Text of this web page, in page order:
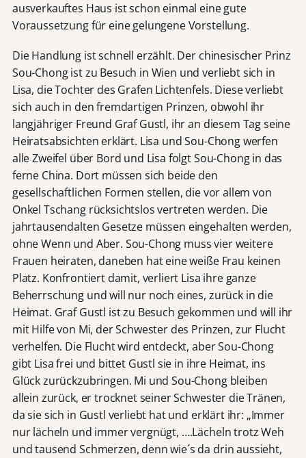
ausverkauftes Haus ist schon einmal eine gute
Voraussetzung für eine gelungene Vorstellung.
Die Handlung ist schnell erzählt. Der chinesischer Prinz
Sou-Chong ist zu Besuch in Wien und verliebt sich in
Lisa, die Tochter des Grafen Lichtenfels. Diese verliebt
sich auch in den fremdartigen Prinzen, obwohl ihr
langjähriger Freund Graf Gustl, ihr an diesem Tag seine
Heiratsabsichten erklärt. Lisa und Sou-Chong werfen
alle Zweifel über Bord und Lisa folgt Sou-Chong in das
ferne China. Dort müssen sich beide den
gesellschaftlichen Formen stellen, die vor allem von
Onkel Tschang rücksichtslos vertreten werden. Die
jahrtausendalten Gesetze müssen eingehalten werden,
ohne Wenn und Aber. Sou-Chong muss vier weitere
Frauen heiraten, daneben hat eine weiße Frau keinen
Platz. Konfrontiert damit, verliert Lisa ihre ganze
Beherrschung und will nur noch eines, zurück in die
Heimat. Graf Gustl ist zu Besuch gekommen und will ihr
mit Hilfe von Mi, der Schwester des Prinzen, zur Flucht
verhelfen. Die Flucht wird entdeckt, aber Sou-Chong
gibt Lisa frei und bittet Gustl sie in ihre Heimat, ins
Glück zurückzubringen. Mi und Sou-Chong bleiben
allein zurück, er trocknet seiner Schwester die Tränen,
da sie sich in Gustl verliebt hat und erklärt ihr: „Immer
nur lächeln und immer vergnügt, ….Lächeln trotz Weh
und tausend Schmerzen, denn wie´s da drin aussieht,